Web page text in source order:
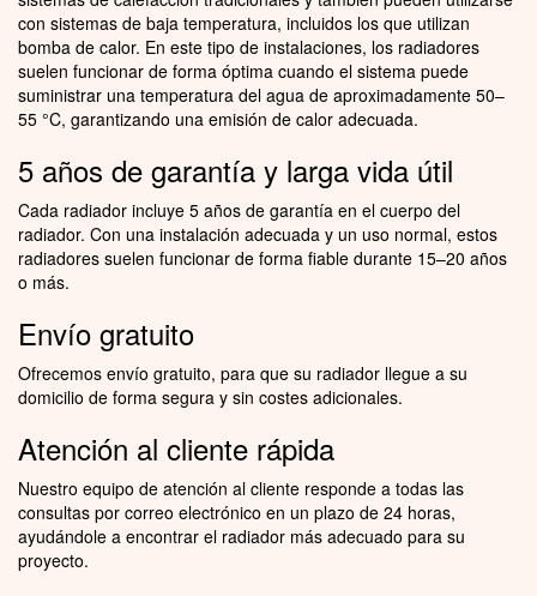
con sistemas de baja temperatura, incluidos los que utilizan
bomba de calor. En este tipo de instalaciones, los radiadores
suelen funcionar de forma óptima cuando el sistema puede
suministrar una temperatura del agua de aproximadamente 50–
55 °C, garantizando una emisión de calor adecuada.
5 años de garantía y larga vida útil
Cada radiador incluye 5 años de garantía en el cuerpo del
radiador. Con una instalación adecuada y un uso normal, estos
radiadores suelen funcionar de forma fiable durante 15–20 años
o más.
Envío gratuito
Ofrecemos envío gratuito, para que su radiador llegue a su
domicilio de forma segura y sin costes adicionales.
Atención al cliente rápida
Nuestro equipo de atención al cliente responde a todas las
consultas por correo electrónico en un plazo de 24 horas,
ayudándole a encontrar el radiador más adecuado para su
proyecto.